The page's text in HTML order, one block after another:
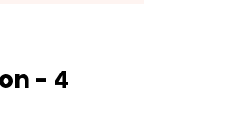
- 4